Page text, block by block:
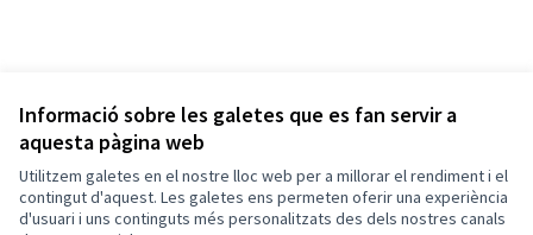
Informació sobre les galetes que es fan servir a
aquesta pàgina web
Utilitzem galetes en el nostre lloc web per a millorar el rendiment i el
contingut d'aquest. Les galetes ens permeten oferir una experiència
d'usuari i uns continguts més personalitzats des dels nostres canals
Termes i condicions d'ús
Configuració de les galetes
Decidim Calafell a X
Decidim Calafell a Facebook
Decidim Calafell a YouTube
Decidim Calafell a GitHub